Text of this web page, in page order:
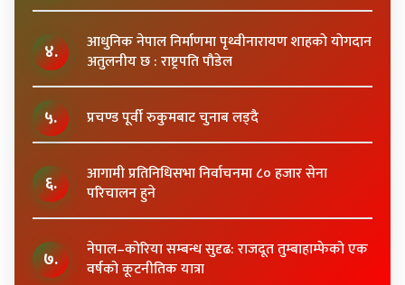
४.
आधुनिक नेपाल निर्माणमा पृथ्वीनारायण शाहकाे याेगदान
अतुलनीय छ : राष्ट्रपति पाैडेल
५. प्रचण्ड पूर्वी रुकुमबाट चुनाब लड्दै
६.
आगामी प्रतिनिधिसभा निर्वाचनमा ८० हजार सेना
परिचालन हुने
७.
नेपाल–कोरिया सम्बन्ध सुदृढ: राजदूत तुम्बाहाम्फेको एक
वर्षको कूटनीतिक यात्रा